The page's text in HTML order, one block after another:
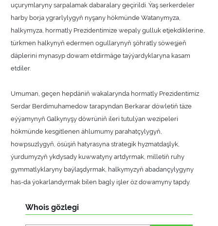
uçurymlaryny sarpalamak dabaralary geçirildi. Ýaş serkerdeler
harby borja ygrarlylygyň nyşany hökmünde Watanymyza,
halkymyza, hormatly Prezidentimize wepaly gulluk etjekdiklerine,
türkmen halkynyň edermen ogullarynyň şöhratly söweşjeň
däplerini mynasyp dowam etdirmäge taýýardyklaryna kasam
etdiler.
Umuman, geçen hepdäniň wakalarynda hormatly Prezidentimiz
Serdar Berdimuhamedow tarapyndan Berkarar döwletiň täze
eýýamynyň Galkynyşy döwrüniň ileri tutulýan wezipeleri
hökmünde kesgitlenen ählumumy parahatçylygyň,
howpsuzlygyň, ösüşiň hatyrasyna strategik hyzmatdaşlyk,
ýurdumyzyň ykdysady kuwwatyny artdyrmak, milletiň ruhy
gymmatlyklaryny baýlaşdyrmak, halkymyzyň abadançylygyny
has-da ýokarlandyrmak bilen bagly işler öz dowamyny tapdy.
Whois gözlegi